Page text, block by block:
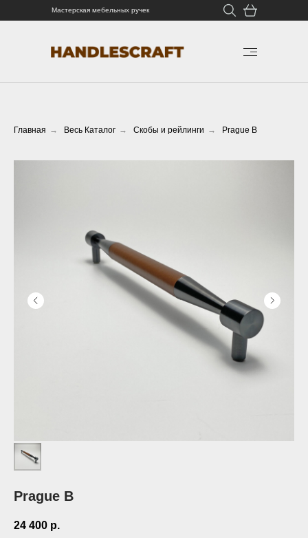
Мастерская мебельных ручек
Главная → Весь Каталог → Скобы и рейлинги → Prague B
Prague B
24 400 р.